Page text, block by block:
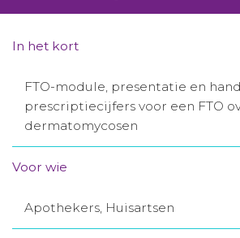
Over IVM
Actueel
Contact
Winkelwagentje
In het kort
FTO-module, presentatie en
prescriptiecijfers voor een FTO
dermatomycosen
Voor wie
Apothekers, Huisartsen